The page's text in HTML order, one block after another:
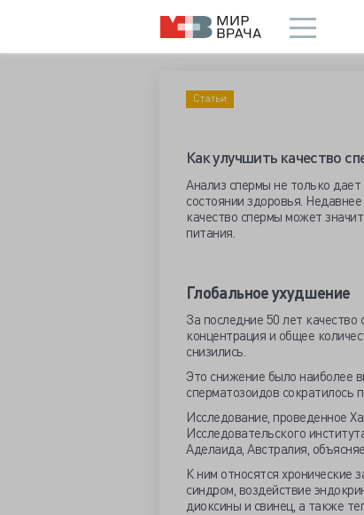
Статьи
Как улучшить качество
Анализ спермы не только
состоянии здоровья.
качество спермы может
питания.
Глобальное ухудшение
За последние 50 лет
концентрация и общее
снизились.
Это снижение было наиболее
сперматозоидов сократилось
Исследование, проведенное
Исследовательского
Аделаида, Австралия,
К ним относятся хронические
синдром, воздействие
диоксины и свинец, а также